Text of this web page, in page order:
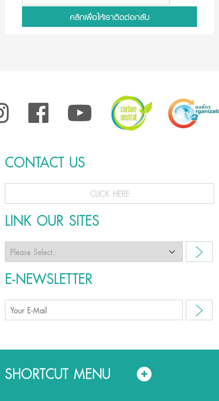
คลิกเพื่อให้เราติดต่อกลับ
CONTACT US
CLICK HERE
LINK OUR SITES
E-NEWSLETTER
SHORTCUT MENU